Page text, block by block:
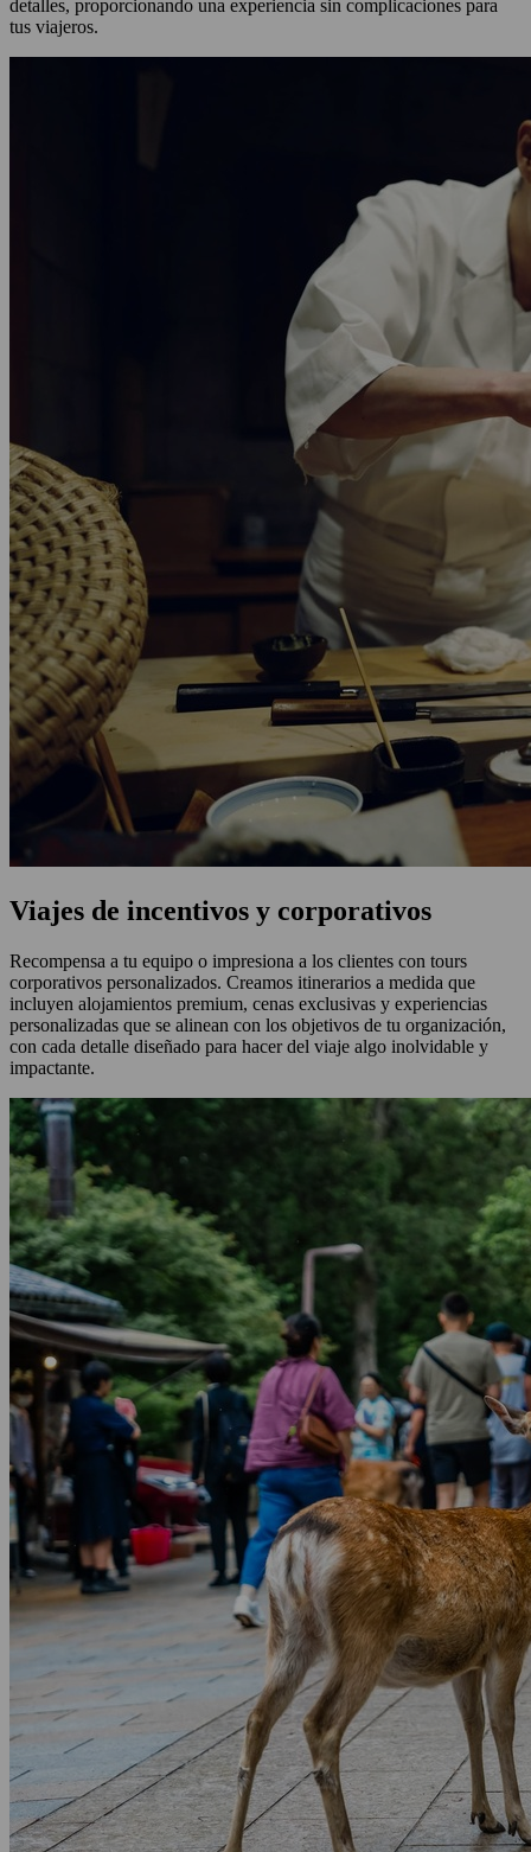
detalles, proporcionando una experiencia sin complicaciones para
tus viajeros.
Viajes de incentivos y corporativos
Recompensa a tu equipo o impresiona a los clientes con tours
corporativos personalizados. Creamos itinerarios a medida que
incluyen alojamientos premium, cenas exclusivas y experiencias
personalizadas que se alinean con los objetivos de tu organización,
con cada detalle diseñado para hacer del viaje algo inolvidable y
impactante.